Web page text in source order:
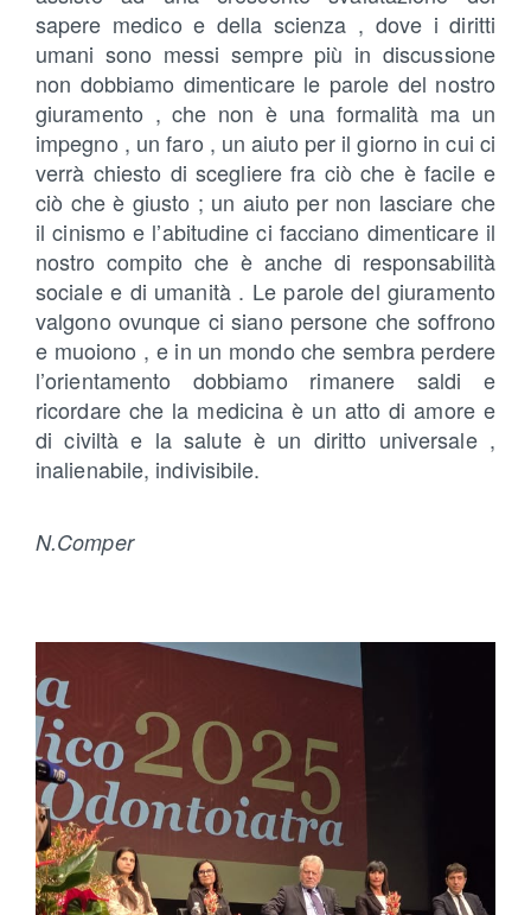
sapere medico e della scienza , dove i diritti
umani sono messi sempre più in discussione
non dobbiamo dimenticare le parole del nostro
giuramento , che non è una formalità ma un
impegno , un faro , un aiuto per il giorno in cui ci
verrà chiesto di scegliere fra ciò che è facile e
ciò che è giusto ; un aiuto per non lasciare che
il cinismo e l’abitudine ci facciano dimenticare il
nostro compito che è anche di responsabilità
sociale e di umanità . Le parole del giuramento
valgono ovunque ci siano persone che soffrono
e muoiono , e in un mondo che sembra perdere
l’orientamento dobbiamo rimanere saldi e
ricordare che la medicina è un atto di amore e
di civiltà e la salute è un diritto universale ,
inalienabile, indivisibile.
N.Comper